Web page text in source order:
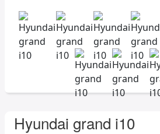
Hyundai grand i10